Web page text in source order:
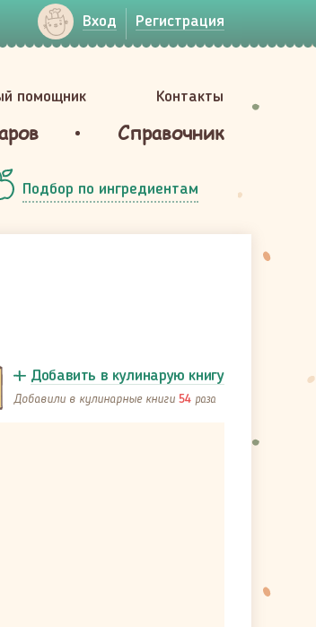
Вход Регистрация
помощник Контакты
Справочник
Подбор по ингредиентам
Добавить в кулинарую книгу
Добавили в кулинарные книги 54 раза